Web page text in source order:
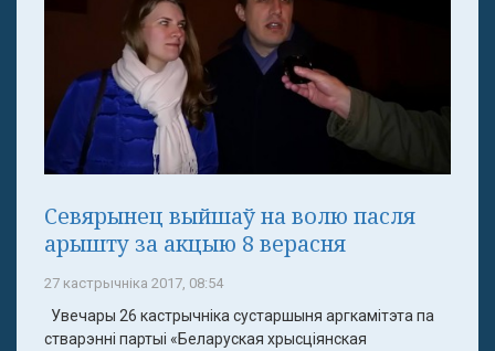
Севярынец выйшаў на волю пасля
арышту за акцыю 8 верасня
27 кастрычніка 2017, 08:54
Увечары 26 кастрычніка сустаршыня аргкамітэта па
стварэнні партыі «Беларуская хрысціянская